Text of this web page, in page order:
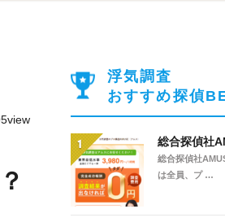
浮気調査
おすすめ探偵
総合探偵社
総合探偵社
は全員、プ …